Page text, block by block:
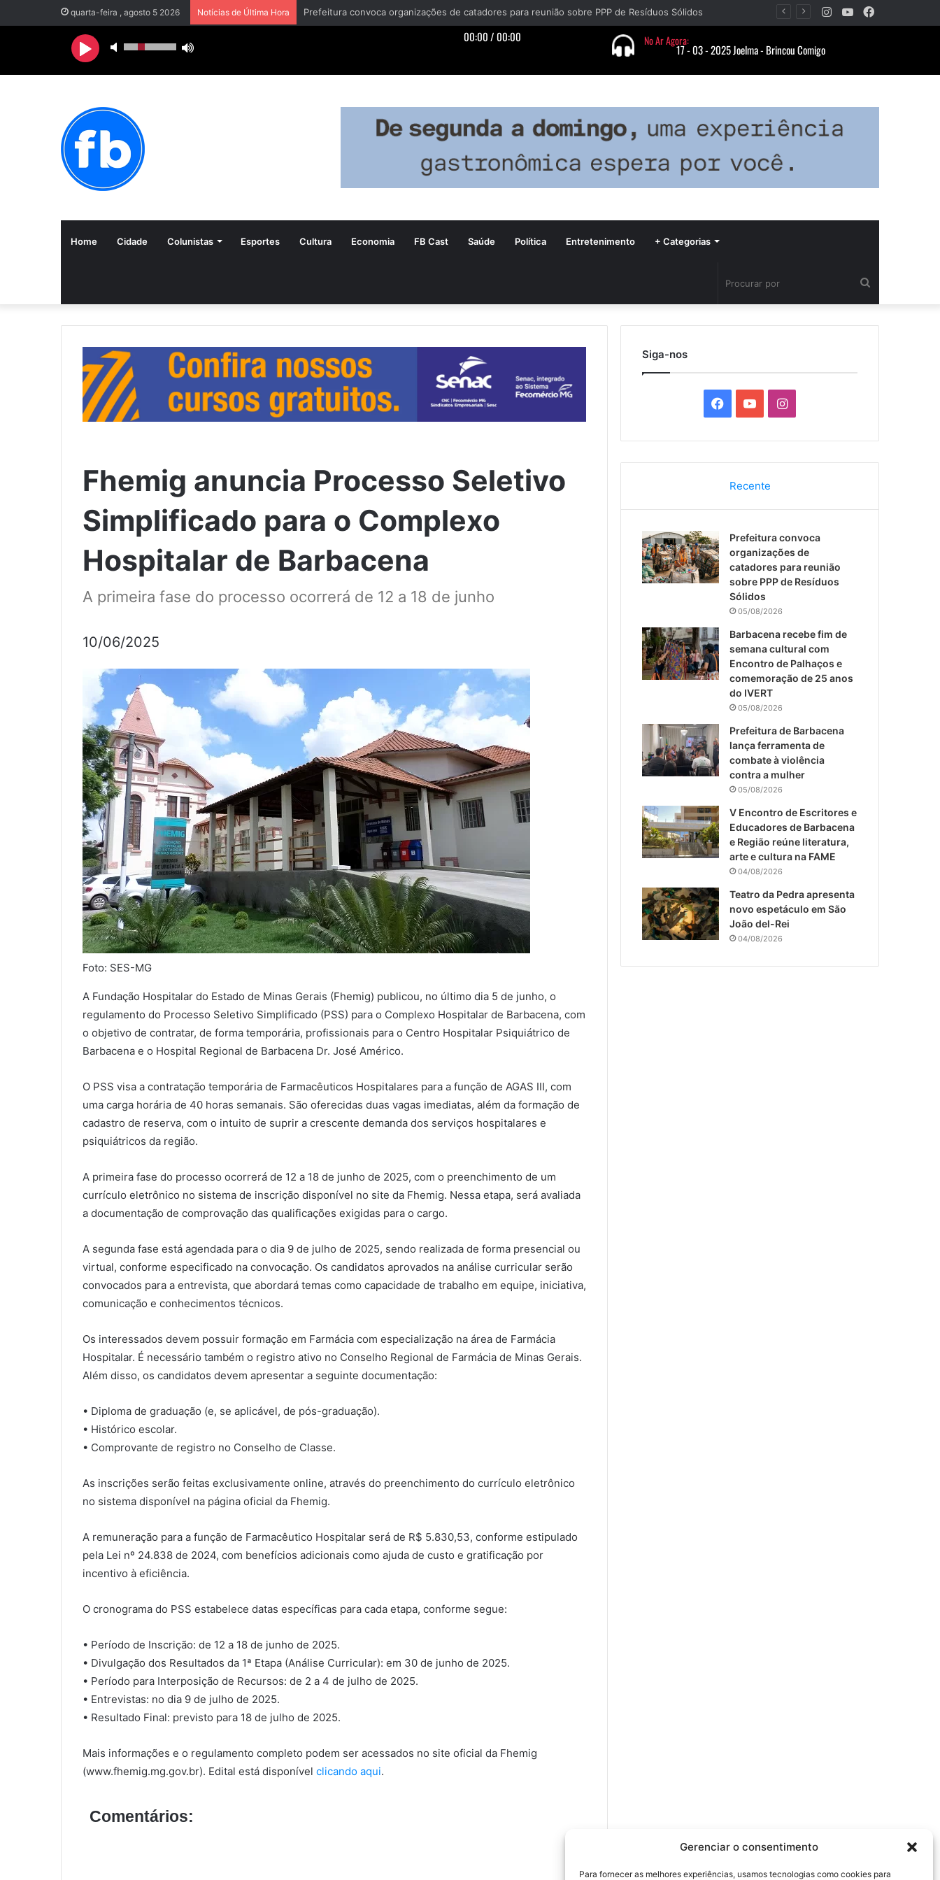
Gerenciar o consentimento
Para fornecer as melhores experiências, usamos tecnologias como cookies para
quarta-feira , agosto 5 2026 Notícias de Última Hora YouTube
Instagram
Home Cidade Colunistas Esportes Cultura Economia FB Cast Saúde Política Entretenimento + Categorias
por
Fhemig anuncia Processo Seletivo
Simplificado para o Complexo
Hospitalar de Barbacena
A primeira fase do processo ocorrerá de 12 a 18 de junho
10/06/2025
Foto: SES-MG
A Fundação Hospitalar do Estado de Minas Gerais (Fhemig) publicou, no último dia 5 de junho, o
regulamento do Processo Seletivo Simplificado (PSS) para o Complexo Hospitalar de Barbacena, com
o objetivo de contratar, de forma temporária, profissionais para o Centro Hospitalar Psiquiátrico de
Barbacena e o Hospital Regional de Barbacena Dr. José Américo.
O PSS visa a contratação temporária de Farmacêuticos Hospitalares para a função de AGAS III, com
uma carga horária de 40 horas semanais. São oferecidas duas vagas imediatas, além da formação de
cadastro de reserva, com o intuito de suprir a crescente demanda dos serviços hospitalares e
psiquiátricos da região.
A primeira fase do processo ocorrerá de 12 a 18 de junho de 2025, com o preenchimento de um
currículo eletrônico no sistema de inscrição disponível no site da Fhemig. Nessa etapa, será avaliada
a documentação de comprovação das qualificações exigidas para o cargo.
A segunda fase está agendada para o dia 9 de julho de 2025, sendo realizada de forma presencial ou
virtual, conforme especificado na convocação. Os candidatos aprovados na análise curricular serão
convocados para a entrevista, que abordará temas como capacidade de trabalho em equipe, iniciativa,
comunicação e conhecimentos técnicos.
Os interessados devem possuir formação em Farmácia com especialização na área de Farmácia
Hospitalar. É necessário também o registro ativo no Conselho Regional de Farmácia de Minas Gerais.
Além disso, os candidatos devem apresentar a seguinte documentação:
• Diploma de graduação (e, se aplicável, de pós-graduação).
• Histórico escolar.
• Comprovante de registro no Conselho de Classe.
As inscrições serão feitas exclusivamente online, através do preenchimento do currículo eletrônico
no sistema disponível na página oficial da Fhemig.
A remuneração para a função de Farmacêutico Hospitalar será de R$ 5.830,53, conforme estipulado
pela Lei nº 24.838 de 2024, com benefícios adicionais como ajuda de custo e gratificação por
incentivo à eficiência.
O cronograma do PSS estabelece datas específicas para cada etapa, conforme segue:
• Período de Inscrição: de 12 a 18 de junho de 2025.
• Divulgação dos Resultados da 1ª Etapa (Análise Curricular): em 30 de junho de 2025.
• Período para Interposição de Recursos: de 2 a 4 de julho de 2025.
• Entrevistas: no dia 9 de julho de 2025.
• Resultado Final: previsto para 18 de julho de 2025.
Mais informações e o regulamento completo podem ser acessados no site oficial da Fhemig
(www.fhemig.mg.gov.br). Edital está disponível clicando aqui.
Comentários:
Siga-nos
c
e
b
o
o
k
u
T
u
b
e
I
s
a
g
r
Recente
Prefeitura convoca
organizações de
catadores para reunião
sobre PPP de Resíduos
Sólidos
05/08/2026
Barbacena recebe fim de
semana cultural com
Encontro de Palhaços e
comemoração de 25 anos
do IVERT
05/08/2026
Prefeitura de Barbacena
lança ferramenta de
combate à violência
contra a mulher
05/08/2026
V Encontro de Escritores e
Educadores de Barbacena
e Região reúne literatura,
arte e cultura na FAME
04/08/2026
Teatro da Pedra apresenta
novo espetáculo em São
João del-Rei
04/08/2026